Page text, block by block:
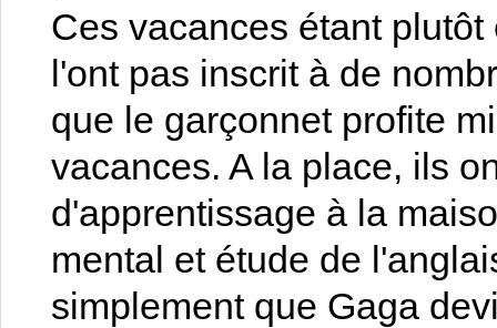
Ces vacances étant
l'ont pas inscrit à de
que le garçonnet profite
vacances. A la place, ils
d'apprentissage à la
mental et étude de
simplement que Gaga